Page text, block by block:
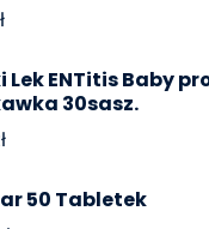
Lek ENTitis Baby
30sasz.
50 Tabletek